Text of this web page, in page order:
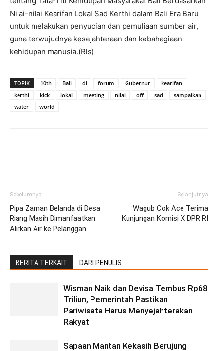
Nilai-nilai Kearifan Lokal Sad Kerthi dalam Bali Era Baru
untuk melakukan penyucian dan pemuliaan sumber air,
guna terwujudnya kesejahteraan dan kebahagiaan
kehidupan manusia.(Rls)
TOPIK 10th Bali di forum Gubernur
kearifan
kerthi
kick lokal meeting nilai off sad
sampaikan
water
world
Sebelumnya
Pipa Zaman Belanda di Desa
Riang Masih Dimanfaatkan
Alirkan Air ke Pelanggan
Selanjutnya
Wagub Cok Ace Terima
Kunjungan Komisi X DPR RI
BERITA TERKAIT DARI PENULIS
Wisman Naik dan Devisa Tembus Rp68
Triliun, Pemerintah Pastikan
Pariwisata Harus Menyejahterakan
Rakyat
Sapaan Mantan Kekasih Berujung